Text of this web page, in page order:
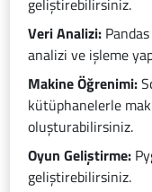
geliştirebilirsiniz.
Veri Analizi:
analizi ve işleme
Makine Öğrenimi:
kütüphanelerle
oluşturabilirsiniz.
Oyun Geliştirme:
geliştirebilirsiniz.